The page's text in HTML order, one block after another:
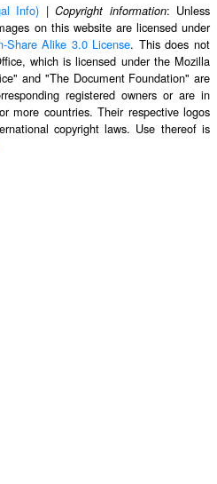
Info) |Copyright information: Unless
on this website are licensed under
Share Alike 3.0 License. This does not
which is licensed under the Mozilla
and "The Document Foundation" are
registered owners or are in
more countries. Their respective logos
copyright laws. Use thereof is